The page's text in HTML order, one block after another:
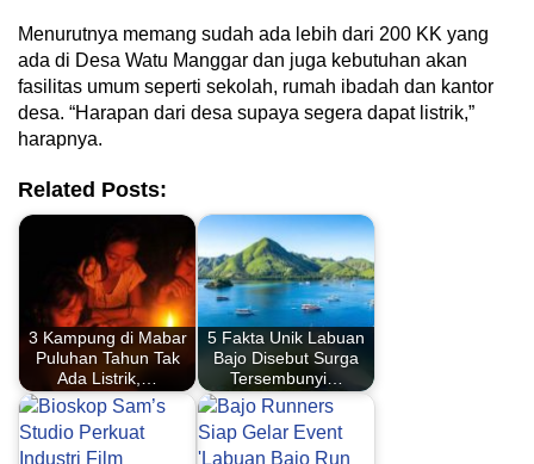
Menurutnya memang sudah ada lebih dari 200 KK yang
ada di Desa Watu Manggar dan juga kebutuhan akan
fasilitas umum seperti sekolah, rumah ibadah dan kantor
desa. “Harapan dari desa supaya segera dapat listrik,”
harapnya.
Related Posts:
3 Kampung di Mabar
Puluhan Tahun Tak
Ada Listrik,…
5 Fakta Unik Labuan
Bajo Disebut Surga
Tersembunyi…